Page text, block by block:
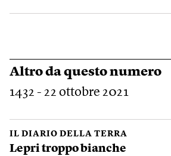
Altro da questo numero
1432 - 22 ottobre 2021
IL DIARIO DELLA TERRA
Lepri troppo bianche